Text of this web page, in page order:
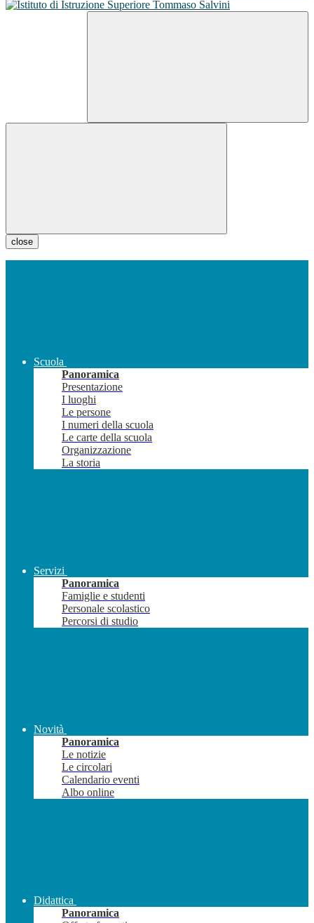
close
Scuola
Panoramica
Presentazione
I luoghi
Le persone
I numeri della scuola
Le carte della scuola
Organizzazione
La storia
Servizi
Panoramica
Famiglie e studenti
Personale scolastico
Percorsi di studio
Novità
Panoramica
Le notizie
Le circolari
Calendario eventi
Albo online
Didattica
Panoramica